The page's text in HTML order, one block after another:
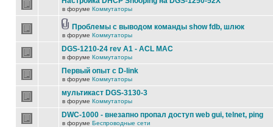
в форуме Коммутаторы
Проблемы с выводом команды show fdb, шлюк
в форуме Коммутаторы
DGS-1210-24 rev A1 - ACL MAC
в форуме Коммутаторы
Первый опыт с D-link
в форуме Коммутаторы
мультикаст DGS-3130-3
в форуме Коммутаторы
DWC-1000 - внезапно пропал доступ web gui, telnet, ping
в форуме Беспроводные сети